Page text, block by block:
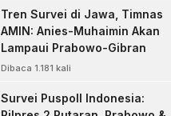
Tren Survei di Jawa, Timnas
AMIN: Anies-Muhaimin Akan
Lampaui Prabowo-Gibran
Dibaca 1.181 kali
Survei Puspoll Indonesia: